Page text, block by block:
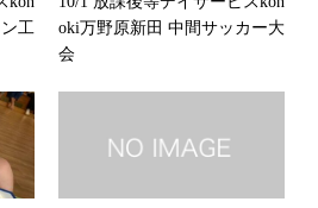
工
oki万野原新田 中間サッカー大
会